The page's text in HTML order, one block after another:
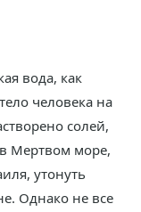
вода, как
человека на
солей,
Мертвом море,
утонуть
Однако не все